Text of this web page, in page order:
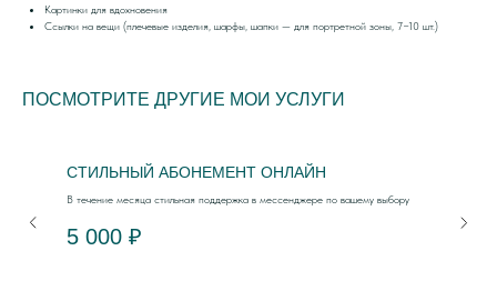
Картинки для вдохновения
Ссылки на вещи (плечевые изделия, шарфы, шапки — для портретной зоны, 7−10 шт.)
ПОСМОТРИТЕ ДРУГИЕ МОИ УСЛУГИ
СТИЛЬНЫЙ АБОНЕМЕНТ ОНЛАЙН
В течение месяца стильная поддержка в мессенджере по вашему выбору
5 000 ₽